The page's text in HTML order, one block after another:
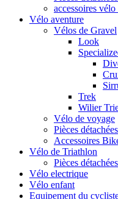
accessoires
Vélo aventure
Vélos de Gravel
Look
Trek
Wilier
Vélo de voyage
Pièces
Accessoires
Vélo de Triathlon
Pièces
Vélo electrique
Vélo enfant
Equipement du